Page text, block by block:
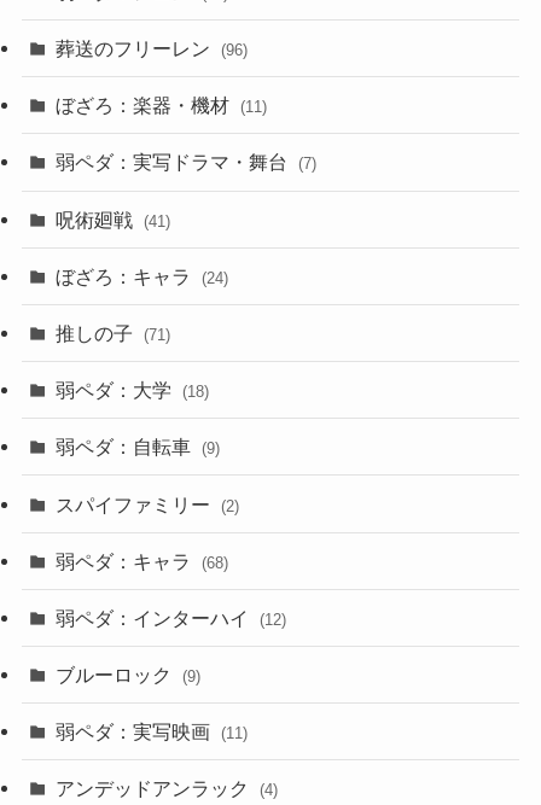
葬送のフリーレン (96)
ぼざろ：楽器・機材 (11)
弱ペダ：実写ドラマ・舞台 (7)
呪術廻戦 (41)
ぼざろ：キャラ (24)
推しの子 (71)
弱ペダ：大学 (18)
弱ペダ：自転車 (9)
スパイファミリー (2)
弱ペダ：キャラ (68)
弱ペダ：インターハイ (12)
ブルーロック (9)
弱ペダ：実写映画 (11)
アンデッドアンラック (4)